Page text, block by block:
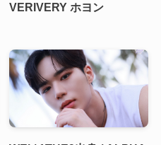
VERIVERY ホヨン